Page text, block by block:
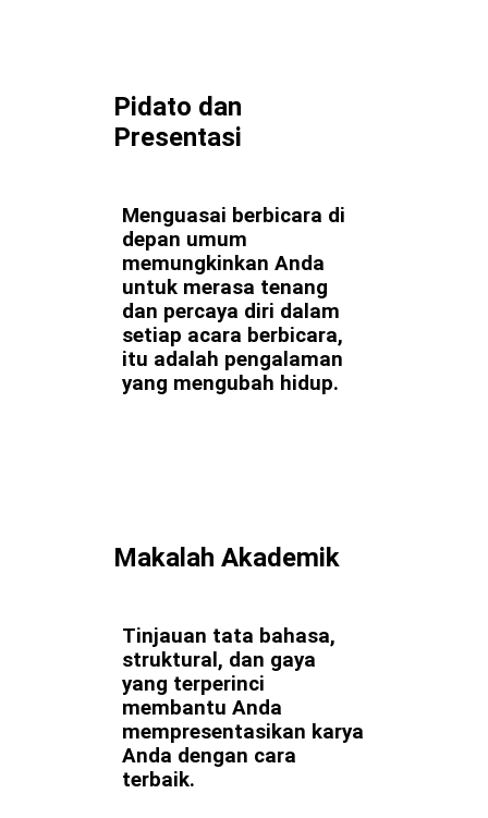
Pidato dan
Presentasi
Menguasai berbicara di
depan umum
memungkinkan Anda
untuk merasa tenang
dan percaya diri dalam
setiap acara berbicara,
itu adalah pengalaman
yang mengubah hidup.
Makalah Akademik
Tinjauan tata bahasa,
struktural, dan gaya
yang terperinci
membantu Anda
mempresentasikan karya
Anda dengan cara
terbaik.